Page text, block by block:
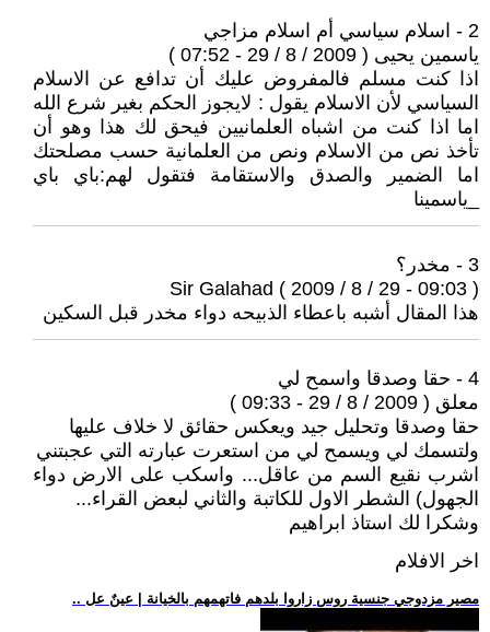
2 - اسلام سياسي أم اسلام مزاجي
ياسمين يحيى ( 2009 / 8 / 29 - 07:52 )
اذا كنت مسلم فالمفروض عليك أن تدافع عن الاسلام
السياسي لأن الاسلام يقول : لايجوز الحكم بغير شرع الله
اما اذا كنت من اشباه العلمانيين فيحق لك هذا وهو أن
تأخذ نص من الاسلام ونص من العلمانية حسب مصلحتك
اما الضمير والصدق والاستقامة فتقول لهم:باي باي
_ياسمينا
3 - مخدر؟
Sir Galahad ( 2009 / 8 / 29 - 09:03 )
هذا المقال أشبه باعطاء الذبيحه دواء مخدر قبل السكين
4 - حقا وصدقا واسمح لي
معلق ( 2009 / 8 / 29 - 09:33 )
حقا وصدقا وتحليل جيد ويعكس حقائق لا خلاف عليها
ولتسمك لي ويسمح لي من استعرت عبارته التي عجبتني
اشرب نقيع السم من عاقل... واسكب على الارض دواء
الجهول) الشطر الاول للكاتبة والثاني لبعض القراء...
وشكرا لك استاذ ابراهيم
اخر الافلام
.. مصير مزدوجي جنسية روس زاروا بلدهم فاتهمهم بالخيانة | عينٌ عل